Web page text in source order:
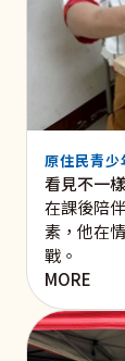
原住民青少
看見不一
在課後陪
素，他在
戰。
MORE